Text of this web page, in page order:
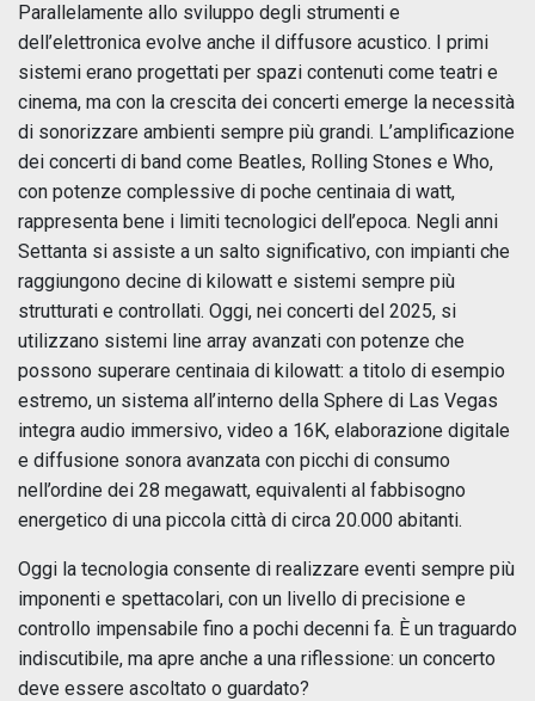
Parallelamente allo sviluppo degli strumenti e
dell’elettronica evolve anche il diffusore acustico. I primi
sistemi erano progettati per spazi contenuti come teatri e
cinema, ma con la crescita dei concerti emerge la necessità
di sonorizzare ambienti sempre più grandi. L’amplificazione
dei concerti di band come Beatles, Rolling Stones e Who,
con potenze complessive di poche centinaia di watt,
rappresenta bene i limiti tecnologici dell’epoca. Negli anni
Settanta si assiste a un salto significativo, con impianti che
raggiungono decine di kilowatt e sistemi sempre più
strutturati e controllati. Oggi, nei concerti del 2025, si
utilizzano sistemi line array avanzati con potenze che
possono superare centinaia di kilowatt: a titolo di esempio
estremo, un sistema all’interno della Sphere di Las Vegas
integra audio immersivo, video a 16K, elaborazione digitale
e diffusione sonora avanzata con picchi di consumo
nell’ordine dei 28 megawatt, equivalenti al fabbisogno
energetico di una piccola città di circa 20.000 abitanti.
Oggi la tecnologia consente di realizzare eventi sempre più
imponenti e spettacolari, con un livello di precisione e
controllo impensabile fino a pochi decenni fa. È un traguardo
indiscutibile, ma apre anche a una riflessione: un concerto
deve essere ascoltato o guardato?